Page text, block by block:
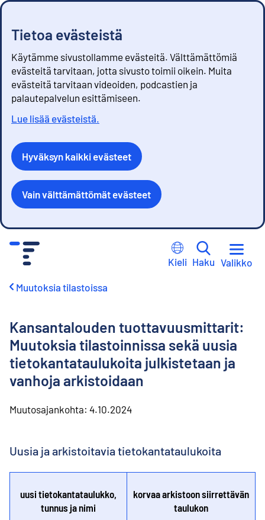
Tietoa evästeistä
Käytämme sivustollamme evästeitä. Välttämättömiä
evästeitä tarvitaan, jotta sivusto toimii oikein. Muita
evästeitä tarvitaan videoiden, podcastien ja
palautepalvelun esittämiseen.
Lue lisää evästeistä.
Hyväksyn kaikki evästeet
Vain välttämättömät evästeet
Kieli Haku Valikko
Muutoksia tilastoissa
Kansantalouden tuottavuusmittarit:
Muutoksia tilastoinnissa sekä uusia
tietokantataulukoita julkistetaan ja
vanhoja arkistoidaan
Muutosajankohta: 4.10.2024
Uusia ja arkistoitavia tietokantataulukoita
uusi tietokantataulukko,
tunnus ja nimi
korvaa arkistoon siirrettävän
taulukon